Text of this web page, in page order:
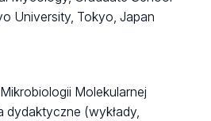
University, Tokyo, Japan
Molekularnej
dydaktyczne (wykłady,